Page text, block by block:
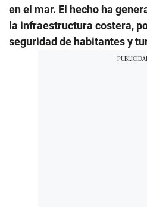
en el mar. El hecho ha
la infraestructura costera,
seguridad de habitantes y